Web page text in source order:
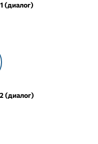
(диалог)
(диалог)